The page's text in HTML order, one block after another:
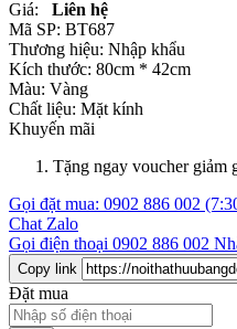
Giá:
Liên hệ
Mã SP: BT687
Thương hiệu: Nhập khẩu
Kích thước: 80cm * 42cm
Màu: Vàng
Chất liệu: Mặt kính
Khuyến mãi
Tặng ngay voucher giảm
Gọi đặt mua: 0902 886 002
Chat Zalo
Gọi điện thoại 0902 886 002
Copy link
Đặt mua